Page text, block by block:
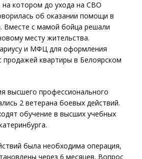
на котором до ухода на СВО
об оказании помощи в
Вместе с мамой бойца решали
месту жительства.
и МФЦ для оформления
продажей квартиры в Белоярском
высшего профессионального
2 ветерана боевых действий.
обучение в высших учебных
была необходима операция,
через 6 месяцев. Вопрос